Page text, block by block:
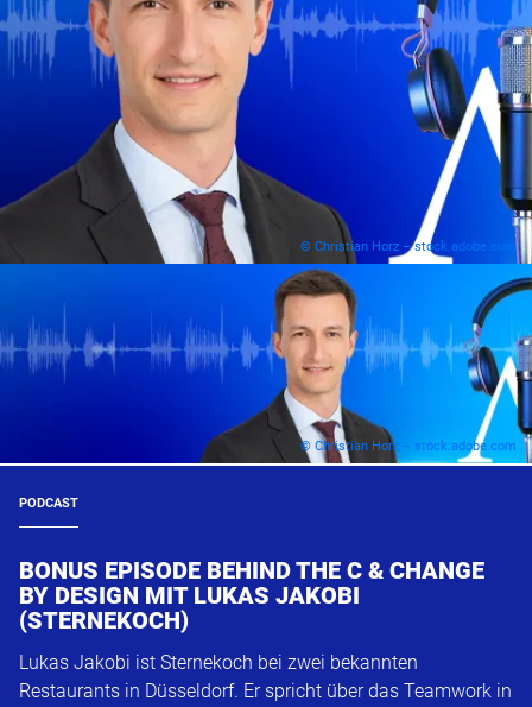
© Christian Horz – stock.adobe.com
© Christian Horz – stock.adobe.com
PODCAST
BONUS EPISODE BEHIND THE C & CHANGE
BY DESIGN MIT LUKAS JAKOBI
(STERNEKOCH)
Lukas Jakobi ist Sternekoch bei zwei bekannten
Restaurants in Düsseldorf. Er spricht über das Teamwork in